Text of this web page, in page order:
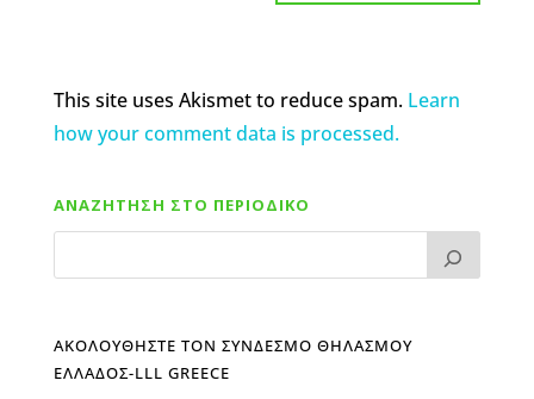
This site uses Akismet to reduce spam. Learn
how your comment data is processed.
ΑΝΑΖΗΤΗΣΗ ΣΤΟ ΠΕΡΙΟΔΙΚΟ
ΑΚΟΛΟΥΘΗΣΤΕ ΤΟΝ ΣΥΝΔΕΣΜΟ ΘΗΛΑΣΜΟΥ
ΕΛΛΑΔΟΣ-LLL GREECE